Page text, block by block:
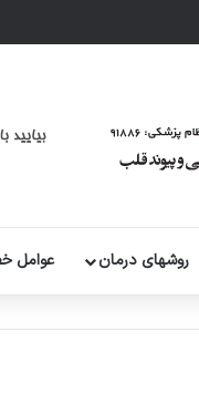
روشهای درمان عوامل